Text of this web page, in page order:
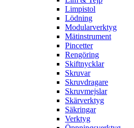
Limpistol
Lödning
Modularverktyg
Mätinstrument
Pincetter
Rengöring
Skiftnycklar
Skruvar
Skruvdragare
Skruvmejslar
Skärverktyg
Säkringar
Verktyg